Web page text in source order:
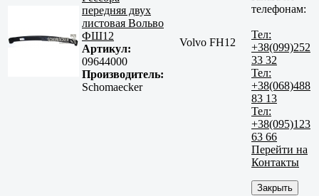
передняя двух
листовая Вольво
ФШ12
Артикул:
09644000
Производитель:
Schomaecker
Volvo FH12
телефонам:
Тел:
+38(099)252
33 32
Тел:
+38(068)488
83 13
Тел:
+38(095)123
63 66
Перейти на
Контакты
Закрыть